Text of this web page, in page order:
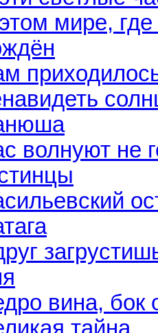
мире,
волнуют не
вина, бок